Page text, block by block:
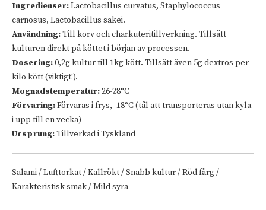
Ingredienser:Lactobacillus curvatus, Staphylococcus
carnosus, Lactobacillus sakei.
Användning:Till korv och charkuteritillverkning. Tillsätt
kulturen direkt på köttet i början av processen.
Dosering:0,2g kultur till 1kg kött. Tillsätt även 5g dextros per
kilo kött (viktigt!).
Mognadstemperatur:26-28°C
Förvaring:Förvaras i frys, -18°C (tål att transporteras utan kyla
i upp till en vecka)
Ursprung:Tillverkad i Tyskland
Salami / Lufttorkat / Kallrökt / Snabb kultur / Röd färg /
Karakteristisk smak / Mild syra